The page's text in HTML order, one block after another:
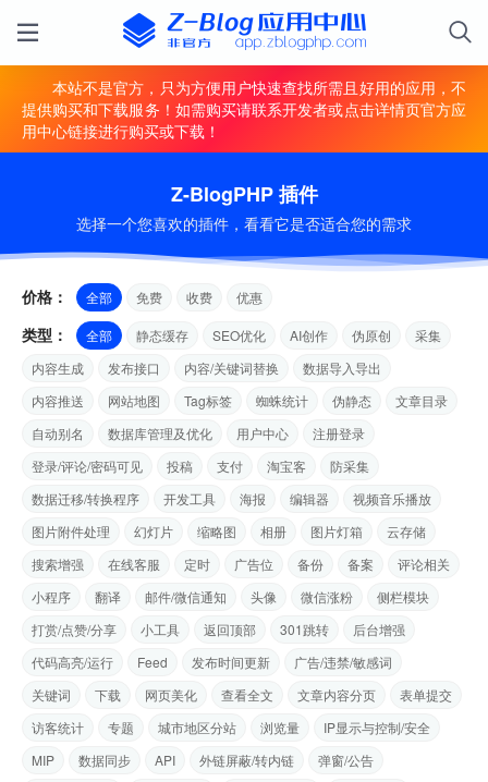
本站不是官方，只为方便用户快速查找所需且好用的应用，不
提供购买和下载服务！如需购买请联系开发者或点击详情页官方应
用中心链接进行购买或下载！
Z-BlogPHP 插件
选择一个您喜欢的插件，看看它是否适合您的需求
价格： 全部 免费 收费 优惠
类型： 全部 静态缓存 SEO优化 AI创作 伪原创
采集
内容生成
发布接口 内容/关键词替换
数据导入导出
内容推送
网站地图 Tag标签 蜘蛛统计 伪静态
文章目录
自动别名
数据库管理及优化 用户中心
注册登录
登录/评论/密码可见
投稿 支付 淘宝客
防采集
数据迁移/转换程序
开发工具 海报 编辑器
视频音乐播放
图片附件处理
幻灯片 缩略图 相册 图片灯箱
云存储
搜索增强
在线客服 定时 广告位 备份 备案
评论相关
小程序
翻译 邮件/微信通知 头像 微信涨粉
侧栏模块
打赏/点赞/分享
小工具 返回顶部 301跳转
后台增强
代码高亮/运行
Feed 发布时间更新
广告/违禁/敏感词
关键词
下载 网页美化 查看全文 文章内容分页
表单提交
访客统计
专题 城市地区分站 浏览量
IP显示与控制/安全
MIP
数据同步 API 外链屏蔽/转内链
弹窗/公告